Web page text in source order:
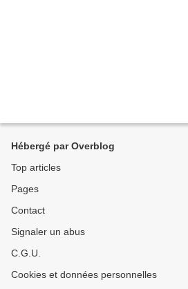
Hébergé par Overblog
Top articles
Pages
Contact
Signaler un abus
C.G.U.
Cookies et données personnelles